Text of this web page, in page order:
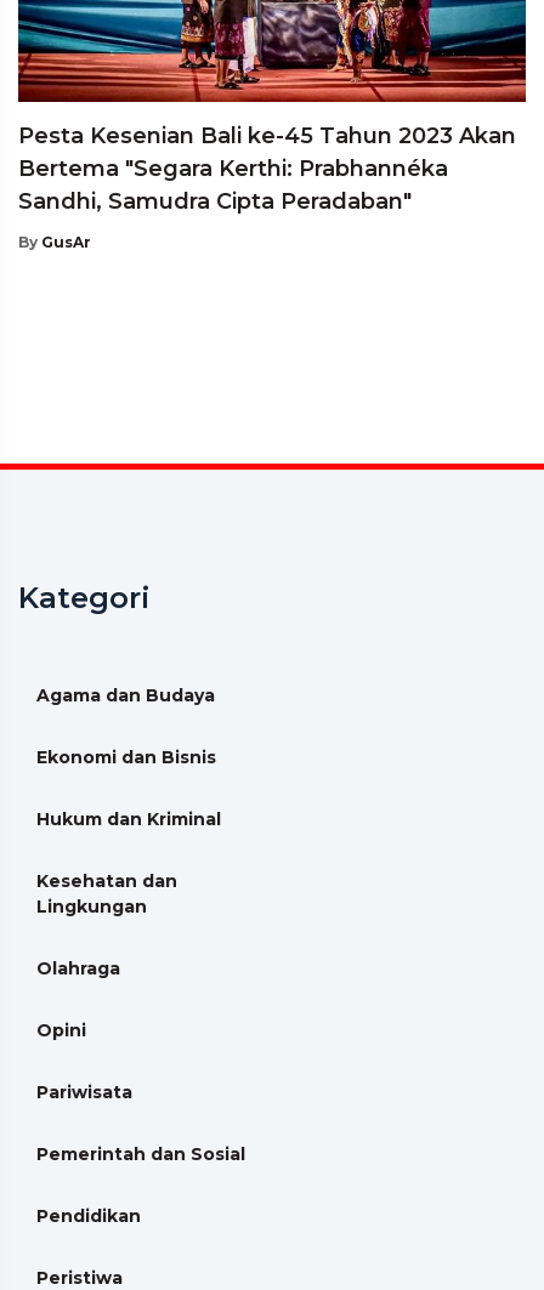
Pesta Kesenian Bali ke-45 Tahun 2023 Akan
Bertema "Segara Kerthi: Prabhannéka
Sandhi, Samudra Cipta Peradaban"
By GusAr
Kategori
Agama dan Budaya
Ekonomi dan Bisnis
Hukum dan Kriminal
Kesehatan dan
Lingkungan
Olahraga
Opini
Pariwisata
Pemerintah dan Sosial
Pendidikan
Peristiwa